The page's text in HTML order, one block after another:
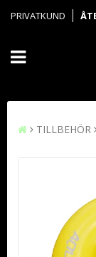
PRIVATKUND
TILLBEHÖR